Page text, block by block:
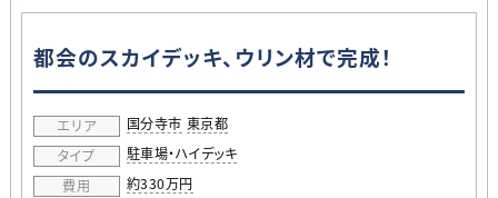
都会のスカイデッキ、ウリン材で完成！
エリア 国分寺市 東京都
タイプ
駐車場・ハイデッキ
費用
約330万円